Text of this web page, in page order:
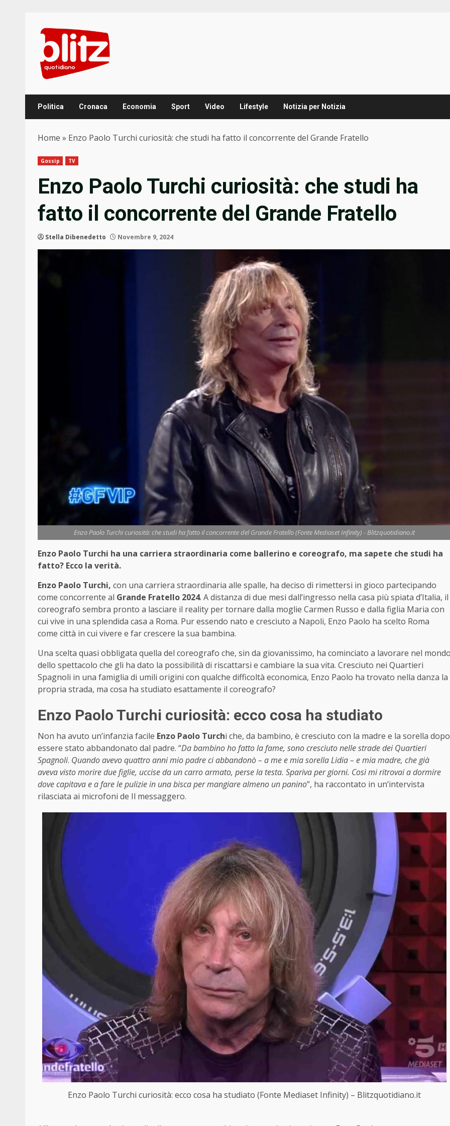
content
Politica Cronaca Economia Sport Video Lifestyle Notizia per Notizia
Home » Enzo Paolo Turchi curiosità: che studi ha fatto il concorrente del Grande Fratello
Gossip TV
Enzo Paolo Turchi curiosità: che studi ha
fatto il concorrente del Grande Fratello
Stella Dibenedetto Novembre 9, 2024
Enzo Paolo Turchi curiosità: che studi ha fatto il concorrente del Grande Fratello (Fonte Mediaset Infinity) - Blitzquotidiano.it
Enzo Paolo Turchi ha una carriera straordinaria come ballerino e coreografo, ma sapete che studi ha
fatto? Ecco la verità.
Enzo Paolo Turchi, con una carriera straordinaria alle spalle, ha deciso di rimettersi in gioco partecipando
come concorrente al Grande Fratello 2024. A distanza di due mesi dall’ingresso nella casa più spiata d’Italia, il
coreografo sembra pronto a lasciare il reality per tornare dalla moglie Carmen Russo e dalla figlia Maria con
cui vive in una splendida casa a Roma. Pur essendo nato e cresciuto a Napoli, Enzo Paolo ha scelto Roma
come città in cui vivere e far crescere la sua bambina.
Una scelta quasi obbligata quella del coreografo che, sin da giovanissimo, ha cominciato a lavorare nel
dello spettacolo che gli ha dato la possibilità di riscattarsi e cambiare la sua vita. Cresciuto nei Quartieri
Spagnoli in una famiglia di umili origini con qualche difficoltà economica, Enzo Paolo ha trovato nella danza la
propria strada, ma cosa ha studiato esattamente il coreografo?
Enzo Paolo Turchi curiosità: ecco cosa ha studiato
Non ha avuto un’infanzia facile Enzo Paolo Turchi che, da bambino, è cresciuto con la madre e la sorella dopo
essere stato abbandonato dal padre. “Da bambino ho fatto la fame, sono cresciuto nelle strade dei Quartieri
Spagnoli. Quando avevo quattro anni mio padre ci abbandonò – a me e mia sorella Lidia – e mia madre, che già
aveva visto morire due figlie, uccise da un carro armato, perse la testa. Spariva per giorni. Così mi ritrovai a dormire
dove capitava e a fare le pulizie in una bisca per mangiare almeno un panino”, ha raccontato in un’intervista
rilasciata ai microfoni de Il messaggero.
Enzo Paolo Turchi curiosità: ecco cosa ha studiato (Fonte Mediaset Infinity) – Blitzquotidiano.it